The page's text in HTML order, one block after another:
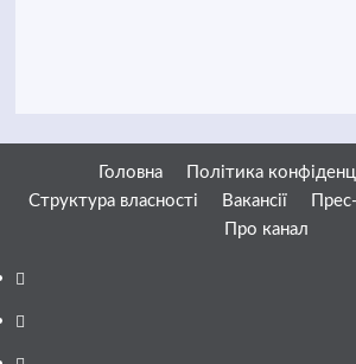
Головна
Політика
Структура власності
Вакансії
Про канал
Facebook
YouTube